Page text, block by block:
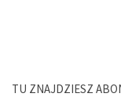
TU ZNAJDZIESZ